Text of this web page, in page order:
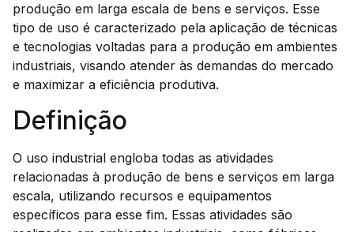
produção em larga escala de bens e serviços. Esse
tipo de uso é caracterizado pela aplicação de técnicas
e tecnologias voltadas para a produção em ambientes
industriais, visando atender às demandas do mercado
e maximizar a eficiência produtiva.
Definição
O uso industrial engloba todas as atividades
relacionadas à produção de bens e serviços em larga
escala, utilizando recursos e equipamentos
específicos para esse fim. Essas atividades são